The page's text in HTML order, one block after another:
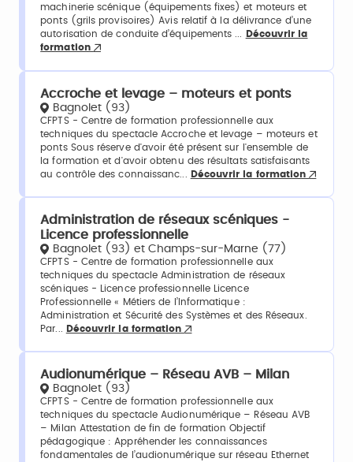
machinerie scénique (équipements fixes) et moteurs et
ponts (grils provisoires) Avis relatif à la délivrance d’une
autorisation de conduite d’équipements ...
Découvrir la
formation
Accroche et levage – moteurs et ponts
Bagnolet (93)
CFPTS - Centre de formation professionnelle aux
techniques du spectacle Accroche et levage – moteurs et
ponts Sous réserve d'avoir été présent sur l'ensemble de
la formation et d'avoir obtenu des résultats satisfaisants
au contrôle des connaissanc...
Découvrir la formation
Administration de réseaux scéniques -
Licence professionnelle
Bagnolet (93) et Champs-sur-Marne (77)
CFPTS - Centre de formation professionnelle aux
techniques du spectacle Administration de réseaux
scéniques - Licence professionnelle Licence
Professionnelle « Métiers de l’Informatique :
Administration et Sécurité des Systèmes et des Réseaux.
Par...
Découvrir la formation
Audionumérique – Réseau AVB – Milan
Bagnolet (93)
CFPTS - Centre de formation professionnelle aux
techniques du spectacle Audionumérique – Réseau AVB
– Milan Attestation de fin de formation Objectif
pédagogique : Appréhender les connaissances
fondamentales de l’audionumérique sur réseau Ethernet